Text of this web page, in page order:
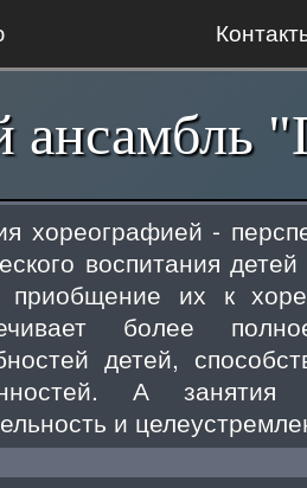
ансамбль
хореографией -
воспитания
приобщение их к
более
детей,
А
и